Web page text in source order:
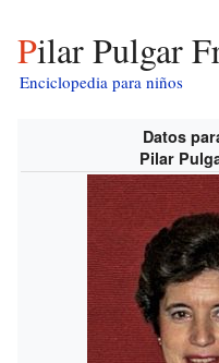
Pilar Pulgar
Enciclopedia para niños
Datos
Pilar